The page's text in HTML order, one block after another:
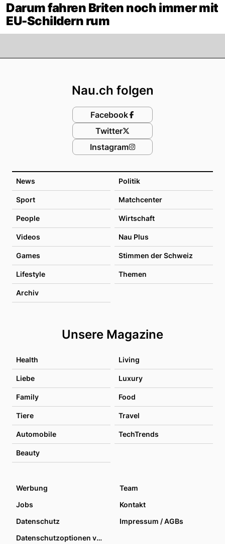
Darum fahren Briten noch immer mit
EU-Schildern rum
News Politik
Sport Matchcenter
People Wirtschaft
Videos Nau Plus
Games Stimmen der Schweiz
Lifestyle Themen
Archiv
Unsere Magazine
Health Living
Liebe Luxury
Family Food
Tiere Travel
Automobile TechTrends
Beauty
Nau.ch folgen
Facebook
Twitter
Instagram
Werbung
Team
Jobs
Kontakt
Datenschutz
Impressum / AGBs
Datenschutzoptionen verwalten